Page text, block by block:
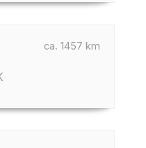
ca. 1457 km